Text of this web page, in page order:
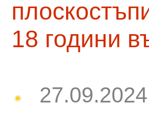
18 години
27.09.2024